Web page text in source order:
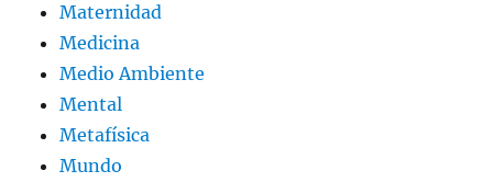
Maternidad
Medicina
Medio Ambiente
Mental
Metafísica
Mundo